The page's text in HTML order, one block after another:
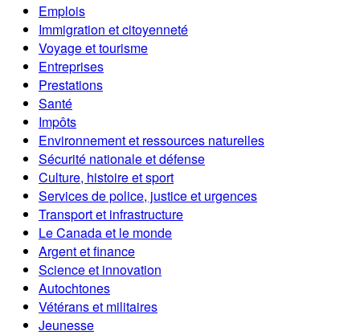
Emplois
Immigration et citoyenneté
Voyage et tourisme
Entreprises
Prestations
Santé
Impôts
Environnement et ressources naturelles
Sécurité nationale et défense
Culture, histoire et sport
Services de police, justice et urgences
Transport et infrastructure
Le Canada et le monde
Argent et finance
Science et innovation
Autochtones
Vétérans et militaires
Jeunesse